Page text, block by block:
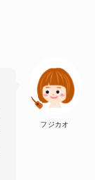
フジカオ